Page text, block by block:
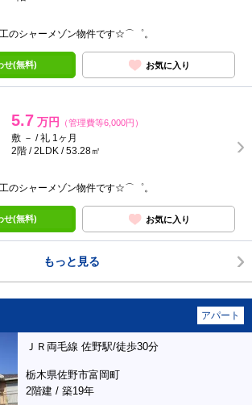
のシャーメゾン物件です☆⌒゜。
せ(無料) お気に入り
5.7 万円 （管理費等6,000円）
敷 － / 礼 1ヶ月
2階 / 2LDK / 53.28㎡
のシャーメゾン物件です☆⌒゜。
せ(無料) お気に入り
もっと見る
アパート
ＪＲ両毛線 佐野駅/徒歩30分
栃木県佐野市富岡町
2階建 / 築19年